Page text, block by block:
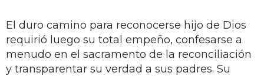
El duro camino para reconocerse hijo de Dios
requirió luego su total empeño, confesarse a
menudo en el sacramento de la reconciliación
y transparentar su verdad a sus padres. Su